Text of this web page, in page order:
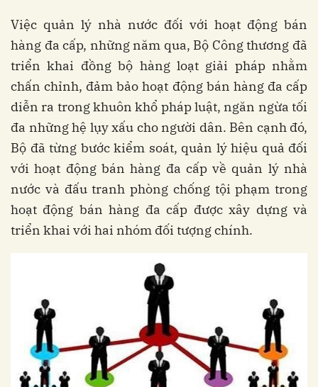
Việc quản lý nhà nước đối với hoạt động bán
hàng đa cấp, những năm qua, Bộ Công thương đã
triển khai đồng bộ hàng loạt giải pháp nhằm
chấn chỉnh, đảm bảo hoạt động bán hàng đa cấp
diễn ra trong khuôn khổ pháp luật, ngăn ngừa tối
đa những hệ lụy xấu cho người dân. Bên cạnh đó,
Bộ đã từng bước kiểm soát, quản lý hiệu quả đối
với hoạt động bán hàng đa cấp về quản lý nhà
nước và đấu tranh phòng chống tội phạm trong
hoạt động bán hàng đa cấp được xây dựng và
triển khai với hai nhóm đối tượng chính.